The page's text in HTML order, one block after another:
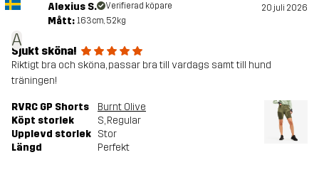
A
Alexius S. Verifierad köpare 20 juli 2026
Mått: 163cm, 52kg
Sjukt sköna!
Riktigt bra och sköna, passar bra till vardags samt till hund
träningen!
RVRC GP Shorts
Burnt Olive
Köpt storlek
S, Regular
Upplevd storlek Stor
Längd
Perfekt